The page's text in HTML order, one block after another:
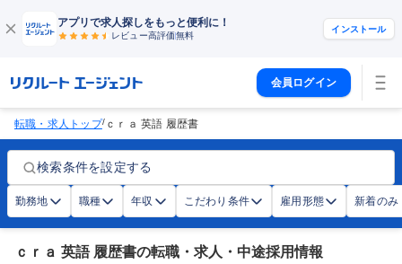
アプリで求人探しをもっと便利に！
レビュー高評価無料
インストール
会員ログイン
転職・求人トップ/ ｃｒａ 英語 履歴書
検索条件を設定する
勤務地 職種 年収 こだわり条件 雇用形態 新着のみ
ｃｒａ 英語 履歴書の転職・求人・中途採用情報